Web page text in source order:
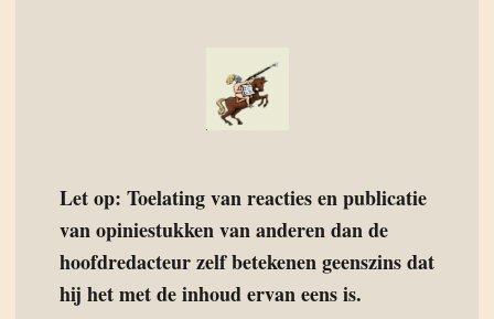
Let op: Toelating van reacties en publicatie
van opiniestukken van anderen dan de
hoofdredacteur zelf betekenen geenszins dat
hij het met de inhoud ervan eens is.